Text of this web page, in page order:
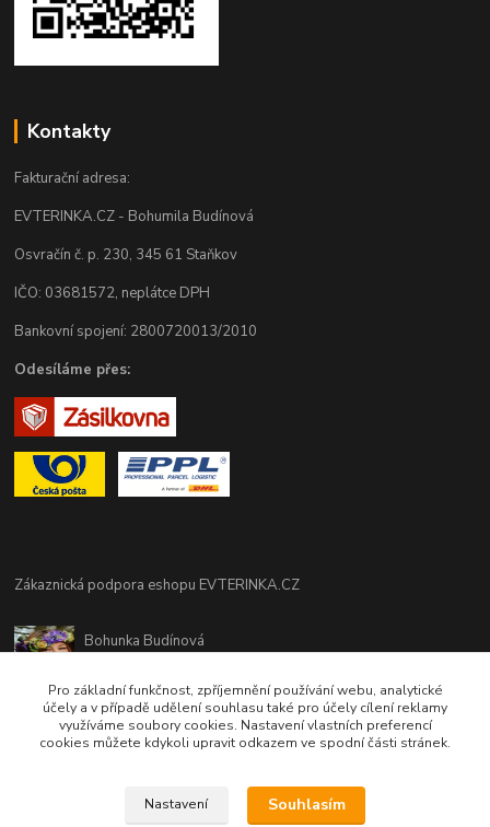
Kontakty
Fakturační adresa:
EVTERINKA.CZ - Bohumila Budínová
Osvračín č. p. 230, 345 61 Staňkov
IČO: 03681572, neplátce DPH
Bankovní spojení: 2800720013/2010
Odesíláme přes:
Zákaznická podpora eshopu EVTERINKA.CZ
Bohunka Budínová
(Po-Pá - 9:00-17:00hod, So 8:00-12:00hod)
obchod@evterinka.cz
Pro základní funkčnost, zpříjemnění používání webu, analytické
účely a v případě udělení souhlasu také pro účely cílení reklamy
využíváme soubory cookies. Nastavení vlastních preferencí
cookies můžete kdykoli upravit odkazem ve spodní části stránek.
Nastavení Souhlasím